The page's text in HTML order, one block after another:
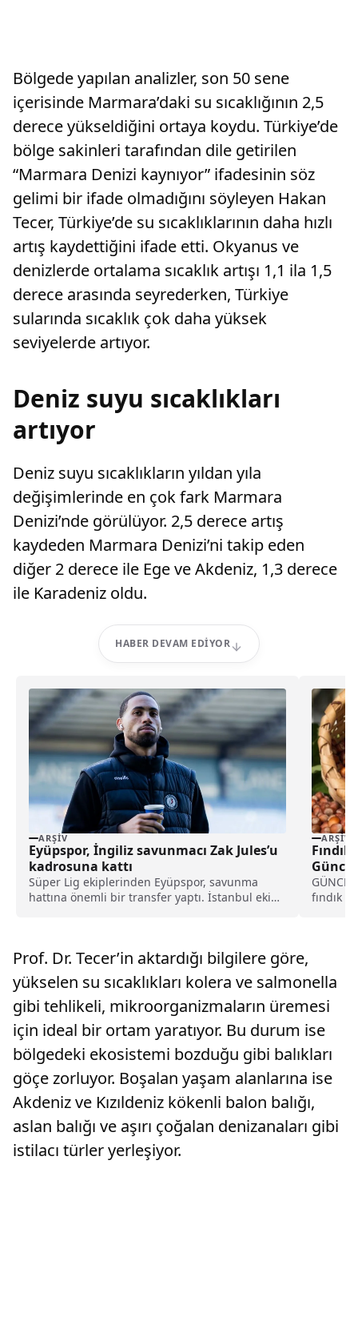
Bölgede yapılan analizler, son 50 sene
içerisinde Marmara’daki su sıcaklığının 2,5
derece yükseldiğini ortaya koydu. Türkiye’de
bölge sakinleri tarafından dile getirilen
“Marmara Denizi kaynıyor” ifadesinin söz
gelimi bir ifade olmadığını söyleyen Hakan
Tecer, Türkiye’de su sıcaklıklarının daha hızlı
artış kaydettiğini ifade etti. Okyanus ve
denizlerde ortalama sıcaklık artışı 1,1 ila 1,5
derece arasında seyrederken, Türkiye
sularında sıcaklık çok daha yüksek
seviyelerde artıyor.
Deniz suyu sıcaklıkları
artıyor
Deniz suyu sıcaklıkların yıldan yıla
değişimlerinde en çok fark Marmara
Denizi’nde görülüyor. 2,5 derece artış
kaydeden Marmara Denizi’ni takip eden
diğer 2 derece ile Ege ve Akdeniz, 1,3 derece
ile Karadeniz oldu.
HABER DEVAM EDIYOR
ARŞIV
Eyüpspor, İngiliz savunmacı Zak Jules’u
kadrosuna kattı
Süper Lig ekiplerinden Eyüpspor, savunma
hattına önemli bir transfer yaptı. İstanbul ekibi,
ARŞIV
fındık
Prof. Dr. Tecer’in aktardığı bilgilere göre,
yükselen su sıcaklıkları kolera ve salmonella
gibi tehlikeli, mikroorganizmaların üremesi
için ideal bir ortam yaratıyor. Bu durum ise
bölgedeki ekosistemi bozduğu gibi balıkları
göçe zorluyor. Boşalan yaşam alanlarına ise
Akdeniz ve Kızıldeniz kökenli balon balığı,
aslan balığı ve aşırı çoğalan denizanaları gibi
istilacı türler yerleşiyor.